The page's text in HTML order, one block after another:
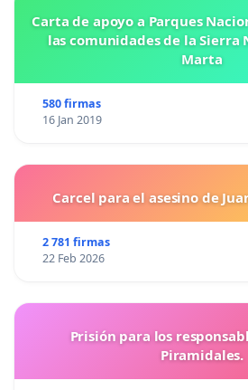
Carta de apoyo a Parques
las comunidades de la Sierra
Marta
580 firmas
16 Jan 2019
Carcel para el asesino de
2 781 firmas
22 Feb 2026
Prisión para los
Piramidales.